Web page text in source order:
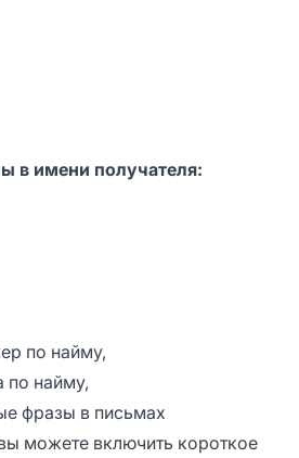
в имени получателя:
по найму,
по найму,
фразы в письмах
можете включить короткое